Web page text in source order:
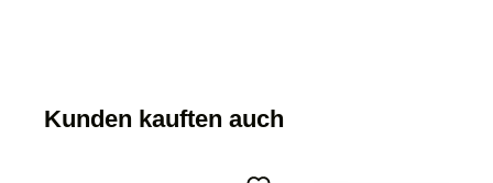
Kunden kauften auch